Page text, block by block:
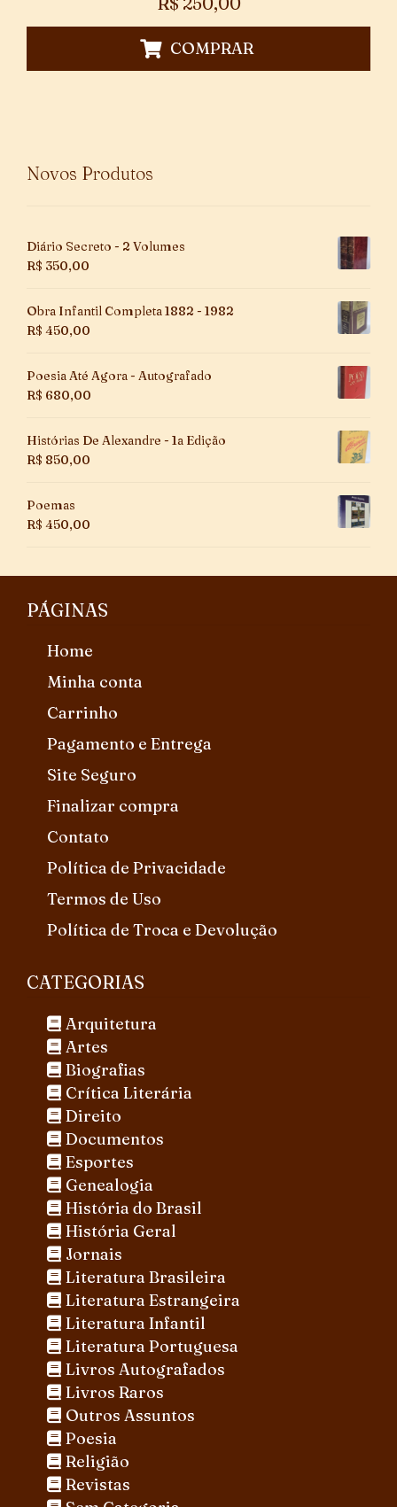
COMPRAR
Novos Produtos
Diário Secreto - 2 Volumes
R$ 350,00
Obra Infantil Completa 1882 - 1982
R$ 450,00
Poesia Até Agora - Autografado
R$ 680,00
Histórias De Alexandre - 1a Edição
R$ 850,00
Poemas
R$ 450,00
PÁGINAS
Home
Minha conta
Carrinho
Pagamento e Entrega
Site Seguro
Finalizar compra
Contato
Política de Privacidade
Termos de Uso
Política de Troca e Devolução
CATEGORIAS
Arquitetura
Artes
Biografias
Crítica Literária
Direito
Documentos
Esportes
Genealogia
História do Brasil
História Geral
Jornais
Literatura Brasileira
Literatura Estrangeira
Literatura Infantil
Literatura Portuguesa
Livros Autografados
Livros Raros
Outros Assuntos
Poesia
Religião
Revistas